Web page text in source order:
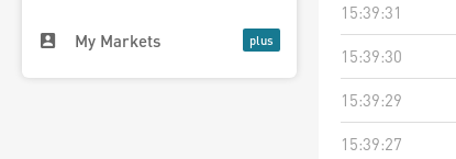
My Markets
15:39:31
15:39:30
15:39:29
15:39:27